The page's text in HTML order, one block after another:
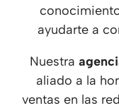
ayudarte a
Nuestra
aliado a la
ventas en las